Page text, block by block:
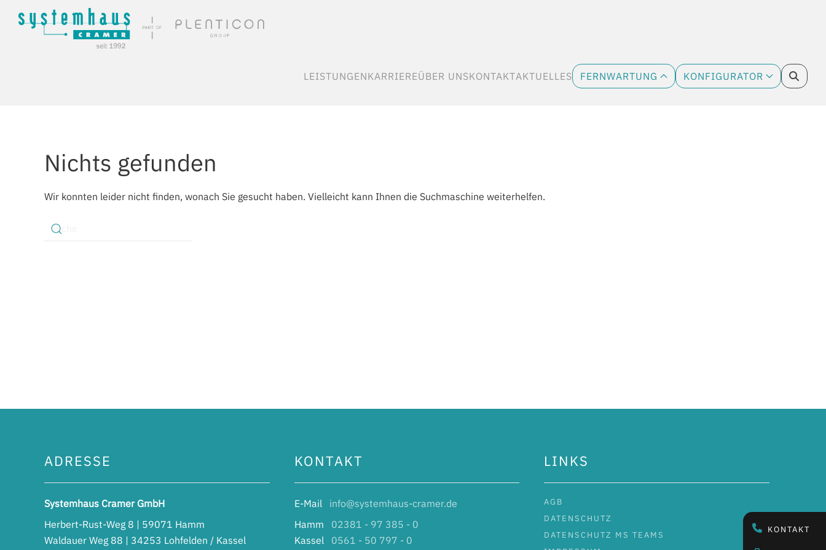
Skip to main content
KONTAKT
LEISTUNGEN
(CURRENT)
KARRIERE
(CURRENT)
ÜBER UNS
(CURRENT)
KONTAKT
(CURRENT)
AKTUELLES
(CURRENT)
FERNWARTUNG KONFIGURATOR
Nichts gefunden
Wir konnten leider nicht finden, wonach Sie gesucht haben. Vielleicht kann Ihnen die Suchmaschine weiterhelfen.
ADRESSE
Systemhaus Cramer GmbH
Herbert-Rust-Weg 8 | 59071 Hamm
Waldauer Weg 88 | 34253 Lohfelden / Kassel
KONTAKT
E-Mail info@systemhaus-cramer.de
Hamm 02381 - 97 385 - 0
Kassel 0561 - 50 797 - 0
LINKS
AGB
DATENSCHUTZ
DATENSCHUTZ MS TEAMS